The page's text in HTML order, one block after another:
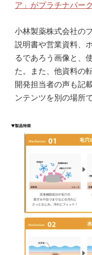
ア」がプラチナパー
小林製薬株式会社の
説明書や営業資料、
るであろう画像と、
た。また、他資料の
開発担当者の声も記
ンテンツを別の場所